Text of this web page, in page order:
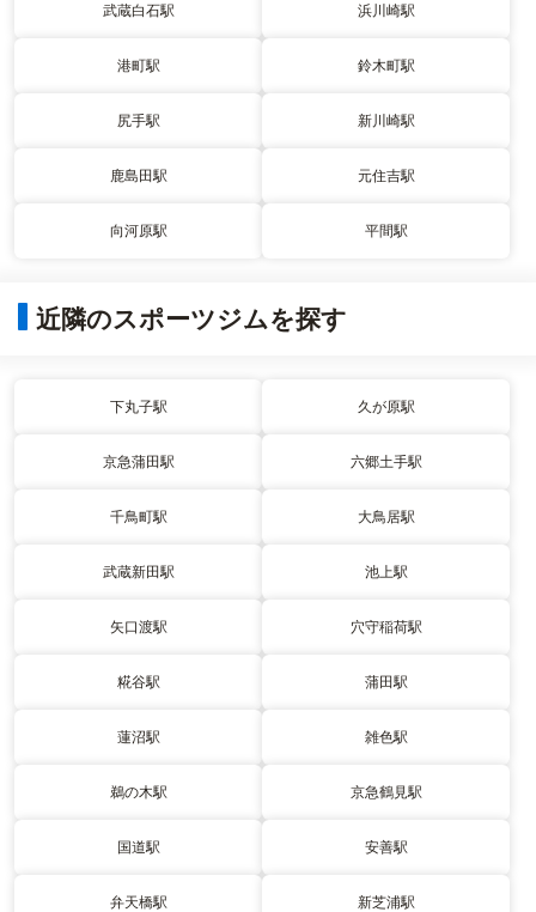
武蔵白石駅 浜川崎駅
港町駅 鈴木町駅
尻手駅 新川崎駅
鹿島田駅 元住吉駅
向河原駅 平間駅
近隣のスポーツジムを探す
下丸子駅 久が原駅
京急蒲田駅 六郷土手駅
千鳥町駅 大鳥居駅
武蔵新田駅 池上駅
矢口渡駅 穴守稲荷駅
糀谷駅 蒲田駅
蓮沼駅 雑色駅
鵜の木駅 京急鶴見駅
国道駅 安善駅
弁天橋駅 新芝浦駅